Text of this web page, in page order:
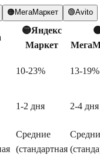
🟠МегаМаркет 🟢Avito
🟡Яндекс
Маркет
10-23% 13-19%
1-2 дня 2-4 дня
Средние
(стандартная